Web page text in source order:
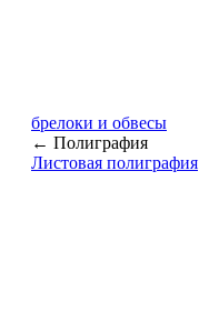
брелоки и обвесы
← Полиграфия
Листовая полиграфия